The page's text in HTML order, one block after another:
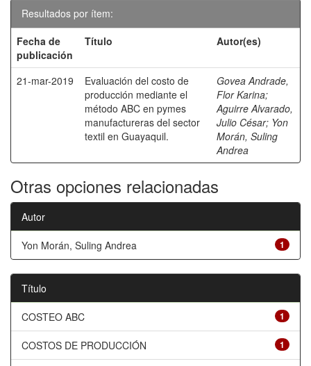
Resultados por ítem:
Fecha de
publicación
Título Autor(es)
21-mar-2019
Evaluación del costo de
producción mediante el
método ABC en pymes
manufactureras del sector
textil en Guayaquil.
Govea Andrade,
Flor Karina;
Aguirre Alvarado,
Julio César; Yon
Morán, Suling
Andrea
Otras opciones relacionadas
Autor
1
Yon Morán, Suling Andrea
Título
1
COSTEO ABC
1
COSTOS DE PRODUCCIÓN